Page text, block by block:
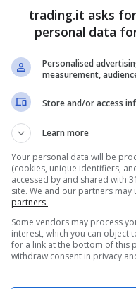
secondo momento
per in due diverse
di determinate
i dettagli
modalità di
, che come
per cosi dire
momento si
trading.it asks
personal data
Personalised
measurement,
Store and/or access
Learn more
Your personal data will be
(cookies, unique identifiers,
accessed by and shared with
site. We and our partners
partners.
Some vendors may process
interest, which you can object
for a link at the bottom of this
withdraw consent in privacy